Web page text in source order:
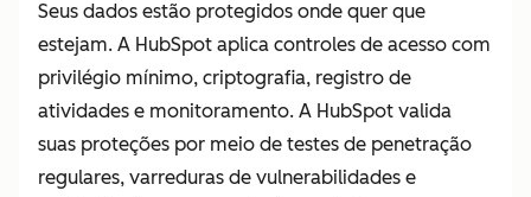
Seus dados estão protegidos onde quer que
estejam. A HubSpot aplica controles de acesso com
privilégio mínimo, criptografia, registro de
atividades e monitoramento. A HubSpot valida
suas proteções por meio de testes de penetração
regulares, varreduras de vulnerabilidades e